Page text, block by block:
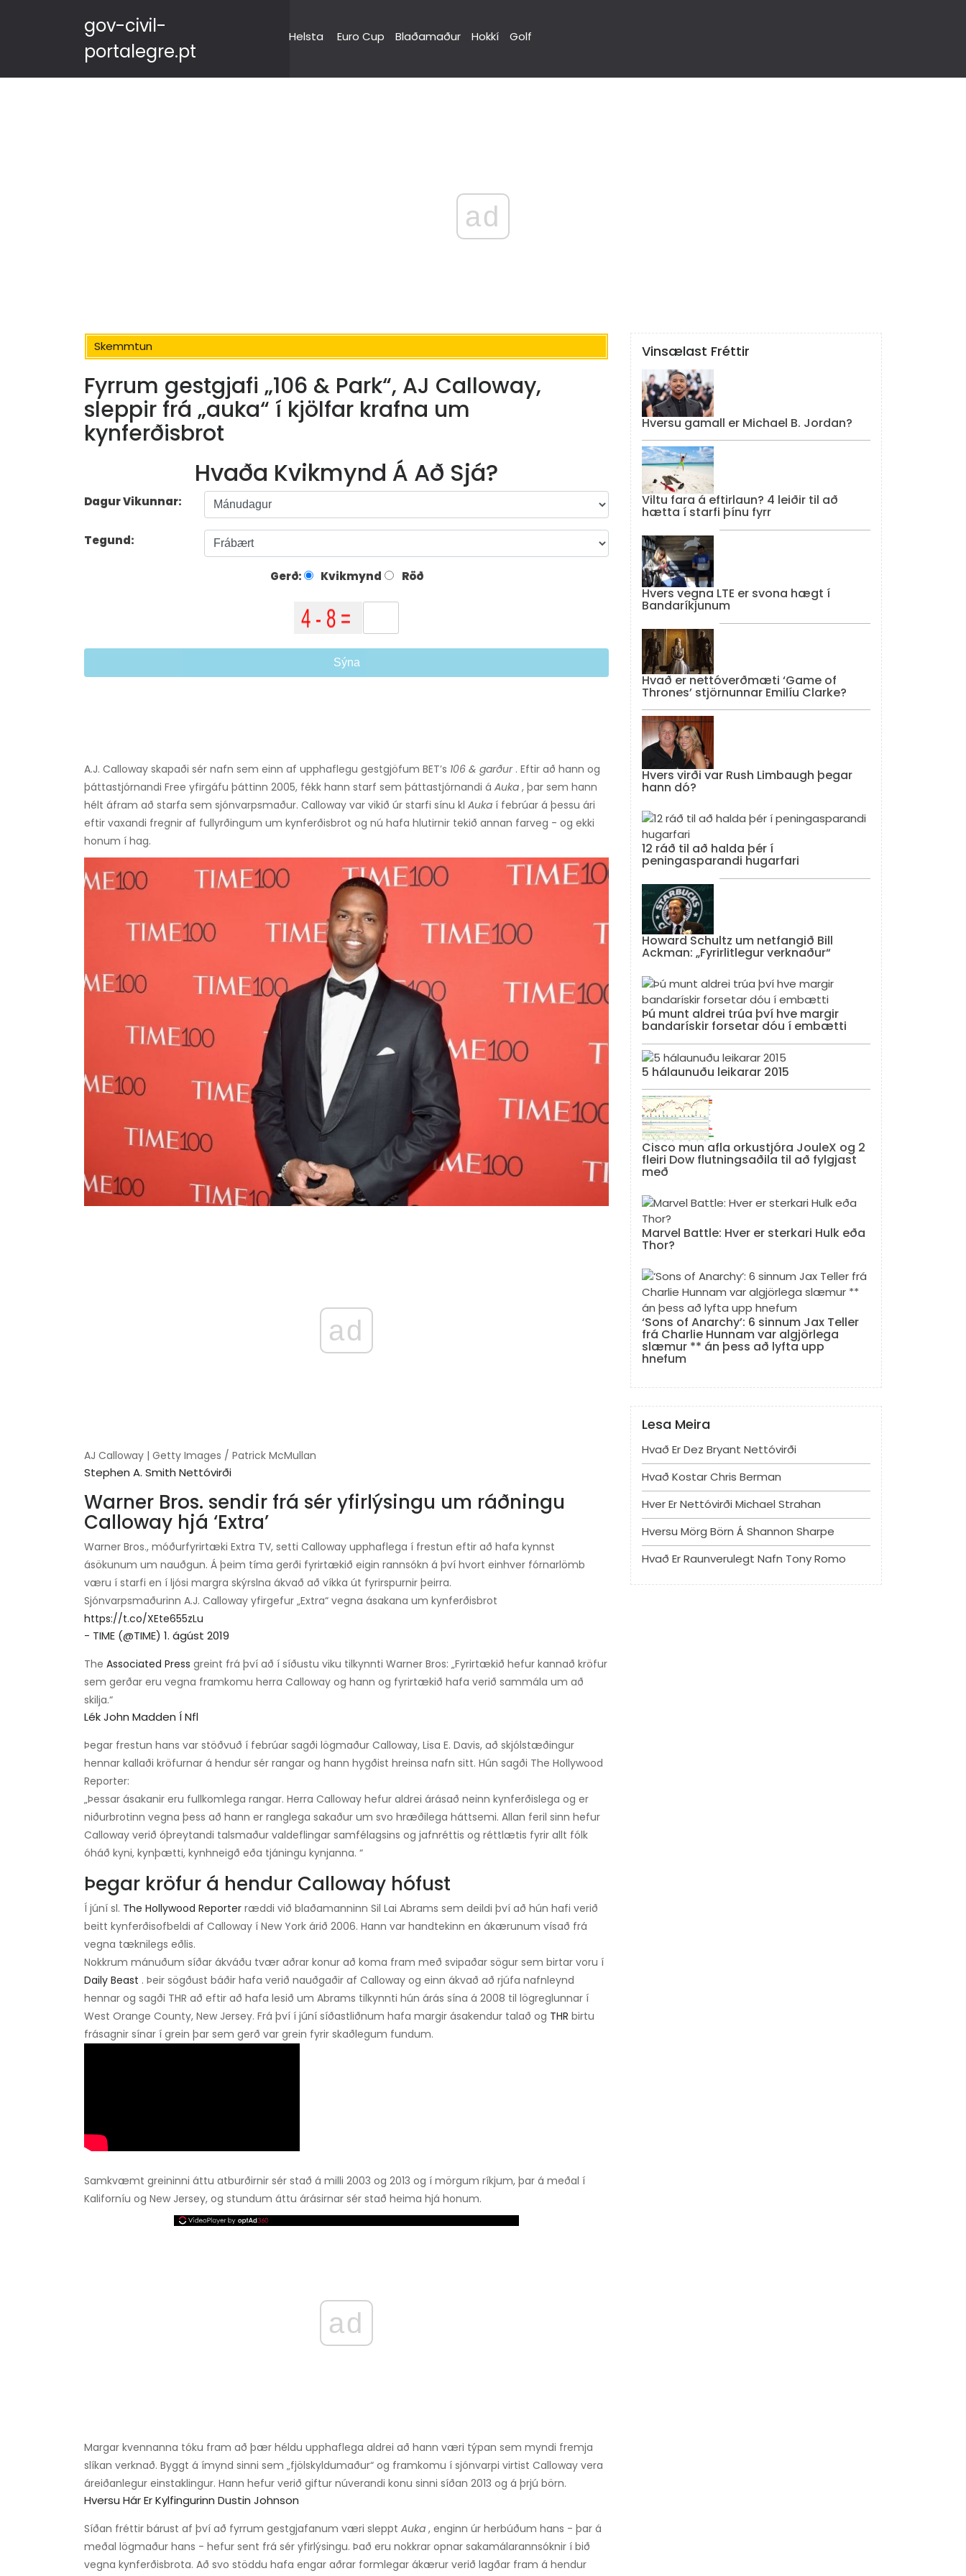
gov-civil-
portalegre.pt
Helsta Euro Cup Blaðamaður Hokkí Golf
ad
Skemmtun
Fyrrum gestgjafi „106 & Park“, AJ Calloway,
sleppir frá „auka“ í kjölfar krafna um
kynferðisbrot
Hvaða Kvikmynd Á Að Sjá?
Dagur Vikunnar:
Tegund:
Gerð: Kvikmynd Röð
Sýna
A.J. Calloway skapaði sér nafn sem einn af upphaflegu gestgjöfum BET’s 106 & garður. Eftir að hann og
þáttastjórnandi Free yfirgáfu þáttinn 2005, fékk hann starf sem þáttastjórnandi á Auka , þar sem hann
hélt áfram að starfa sem sjónvarpsmaður. Calloway var vikið úr starfi sínu kl Auka í febrúar á þessu ári
eftir vaxandi fregnir af fullyrðingum um kynferðisbrot og nú hafa hlutirnir tekið annan farveg - og ekki
honum í hag.
ad
AJ Calloway | Getty Images / Patrick McMullan
Stephen A. Smith Nettóvirði
Warner Bros. sendir frá sér yfirlýsingu um ráðningu
Calloway hjá ‘Extra’
Warner Bros., móðurfyrirtæki Extra TV, setti Calloway upphaflega í frestun eftir að hafa kynnst
ásökunum um nauðgun. Á þeim tíma gerði fyrirtækið eigin rannsókn á því hvort einhver fórnarlömb
væru í starfi en í ljósi margra skýrslna ákvað að víkka út fyrirspurnir þeirra.
Sjónvarpsmaðurinn A.J. Calloway yfirgefur „Extra“ vegna ásakana um kynferðisbrot
https://t.co/XEte655zLu
- TIME (@TIME) 1. ágúst 2019
The Associated Press greint frá því að í síðustu viku tilkynnti Warner Bros: „Fyrirtækið hefur kannað kröfur
sem gerðar eru vegna framkomu herra Calloway og hann og fyrirtækið hafa verið sammála um að
skilja.“
Lék John Madden Í Nfl
Þegar frestun hans var stöðvuð í febrúar sagði lögmaður Calloway, Lisa E. Davis, að skjólstæðingur
hennar kallaði kröfurnar á hendur sér rangar og hann hygðist hreinsa nafn sitt. Hún sagði The Hollywood
Reporter:
„Þessar ásakanir eru fullkomlega rangar. Herra Calloway hefur aldrei árásað neinn kynferðislega og er
niðurbrotinn vegna þess að hann er ranglega sakaður um svo hræðilega háttsemi. Allan feril sinn hefur
Calloway verið óþreytandi talsmaður valdeflingar samfélagsins og jafnréttis og réttlætis fyrir allt fólk
óháð kyni, kynþætti, kynhneigð eða tjáningu kynjanna. “
Þegar kröfur á hendur Calloway hófust
Í júní sl. The Hollywood Reporter ræddi við blaðamanninn Sil Lai Abrams sem deildi því að hún hafi verið
beitt kynferðisofbeldi af Calloway í New York árið 2006. Hann var handtekinn en ákærunum vísað frá
vegna tæknilegs eðlis.
Nokkrum mánuðum síðar ákváðu tvær aðrar konur að koma fram með svipaðar sögur sem birtar voru í
Daily Beast . Þeir sögðust báðir hafa verið nauðgaðir af Calloway og einn ákvað að rjúfa nafnleynd
hennar og sagði THR að eftir að hafa lesið um Abrams tilkynnti hún árás sína á 2008 til lögreglunnar í
West Orange County, New Jersey. Frá því í júní síðastliðnum hafa margir ásakendur talað og THR birtu
frásagnir sínar í grein þar sem gerð var grein fyrir skaðlegum fundum.
Samkvæmt greininni áttu atburðirnir sér stað á milli 2003 og 2013 og í mörgum ríkjum, þar á meðal í
Kaliforníu og New Jersey, og stundum áttu árásirnar sér stað heima hjá honum.
ad
Margar kvennanna tóku fram að þær héldu upphaflega aldrei að hann væri týpan sem myndi fremja
slíkan verknað. Byggt á ímynd sinni sem „fjölskyldumaður“ og framkomu í sjónvarpi virtist Calloway vera
áreiðanlegur einstaklingur. Hann hefur verið giftur núverandi konu sinni síðan 2013 og á þrjú börn.
Hversu Hár Er Kylfingurinn Dustin Johnson
Síðan fréttir bárust af því að fyrrum gestgjafanum væri sleppt Auka , enginn úr herbúðum hans - þar á
meðal lögmaður hans - hefur sent frá sér yfirlýsingu. Það eru nokkrar opnar sakamálarannsóknir í bið
vegna kynferðisbrota. Að svo stöddu hafa engar aðrar formlegar ákærur verið lagðar fram á hendur
Vinsælast Fréttir
Hversu gamall er Michael B. Jordan?
Viltu fara á eftirlaun? 4 leiðir til að
hætta í starfi þínu fyrr
Hvers vegna LTE er svona hægt í
Bandaríkjunum
Hvað er nettóverðmæti ‘Game of
Thrones’ stjörnunnar Emilíu Clarke?
Hvers virði var Rush Limbaugh þegar
hann dó?
12 ráð til að halda þér í
peningasparandi hugarfari
Howard Schultz um netfangið Bill
Ackman: „Fyrirlitlegur verknaður“
Þú munt aldrei trúa því hve margir
bandarískir forsetar dóu í embætti
5 hálaunuðu leikarar 2015
Cisco mun afla orkustjóra JouleX og 2
fleiri Dow flutningsaðila til að fylgjast
með
Marvel Battle: Hver er sterkari Hulk eða
Thor?
‘Sons of Anarchy’: 6 sinnum Jax Teller
frá Charlie Hunnam var algjörlega
slæmur ** án þess að lyfta upp
hnefum
Lesa Meira
Hvað Er Dez Bryant Nettóvirði
Hvað Kostar Chris Berman
Hver Er Nettóvirði Michael Strahan
Hversu Mörg Börn Á Shannon Sharpe
Hvað Er Raunverulegt Nafn Tony Romo